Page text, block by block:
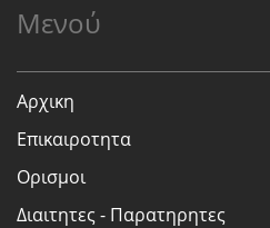
Μενού
Αρχικη
Επικαιροτητα
Ορισμοι
Διαιτητες - Παρατηρητες